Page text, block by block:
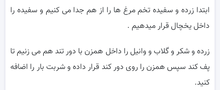
ابتدا زرده و سفیده تخم مرغ ها را از هم جدا می کنیم و سفیده را
داخل یخچال قرار میدهیم .
زرده و شکر و گلاب و وانیل را داخل همزن با دور تند هم می زنیم تا
پف کند سپس همزن را روی دور کند قرار داده و شربت بار را اضافه
کنید.